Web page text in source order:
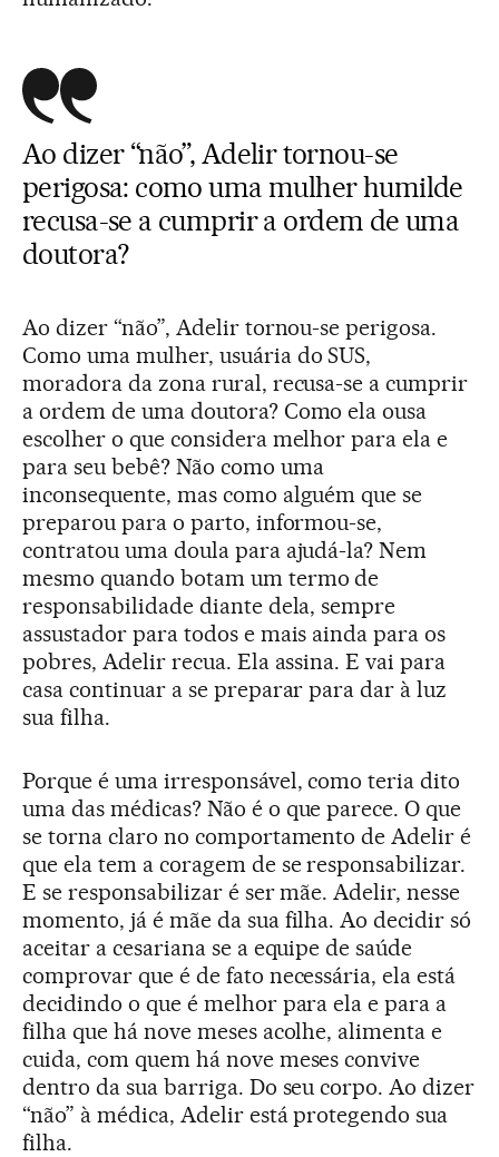
Ao dizer “não”, Adelir tornou-se
perigosa: como uma mulher humilde
recusa-se a cumprir a ordem de uma
doutora?
Ao dizer “não”, Adelir tornou-se perigosa.
Como uma mulher, usuária do SUS,
moradora da zona rural, recusa-se a cumprir
a ordem de uma doutora? Como ela ousa
escolher o que considera melhor para ela e
para seu bebê? Não como uma
inconsequente, mas como alguém que se
preparou para o parto, informou-se,
contratou uma doula para ajudá-la? Nem
mesmo quando botam um termo de
responsabilidade diante dela, sempre
assustador para todos e mais ainda para os
pobres, Adelir recua. Ela assina. E vai para
casa continuar a se preparar para dar à luz
sua filha.
Porque é uma irresponsável, como teria dito
uma das médicas? Não é o que parece. O que
se torna claro no comportamento de Adelir é
que ela tem a coragem de se responsabilizar.
E se responsabilizar é ser mãe. Adelir, nesse
momento, já é mãe da sua filha. Ao decidir só
aceitar a cesariana se a equipe de saúde
comprovar que é de fato necessária, ela está
decidindo o que é melhor para ela e para a
filha que há nove meses acolhe, alimenta e
cuida, com quem há nove meses convive
dentro da sua barriga. Do seu corpo. Ao dizer
“não” à médica, Adelir está protegendo sua
filha.